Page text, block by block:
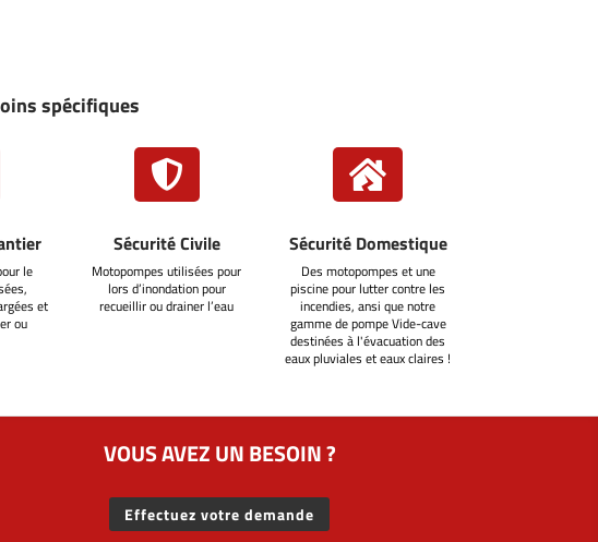
spécifiques
le
et
ou

Sécurité Civile
Motopompes utilisées pour
lors d’inondation pour
recueillir ou drainer l’eau

Sécurité Domestique
Des motopompes et une
piscine pour lutter contre les
incendies, ansi que notre
gamme de pompe Vide-cave
destinées à l'évacuation des
eaux pluviales et eaux claires !
VOUS AVEZ UN BESOIN ?
Effectuez votre demande